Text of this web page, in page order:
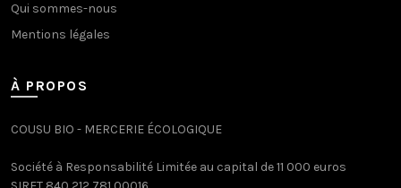
Qui sommes-nous
Mentions légales
À PROPOS
COUSU BIO - MERCERIE ÉCOLOGIQUE
Société à Responsabilité Limitée au capital de 11 000 euros